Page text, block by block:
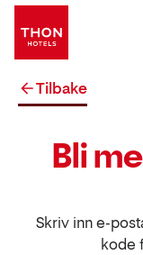
Tilbake
Bli
Skriv inn e-
kode